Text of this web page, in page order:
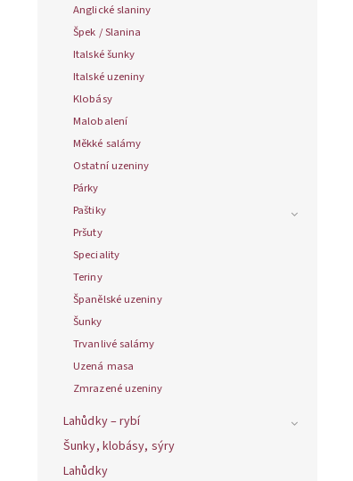
Anglické slaniny
Špek / Slanina
Italské šunky
Italské uzeniny
Klobásy
Malobalení
Měkké salámy
Ostatní uzeniny
Párky
Paštiky
Pršuty
Speciality
Teriny
Španělské uzeniny
Šunky
Trvanlivé salámy
Uzená masa
Zmrazené uzeniny
Lahůdky – rybí
Šunky, klobásy, sýry
Lahůdky